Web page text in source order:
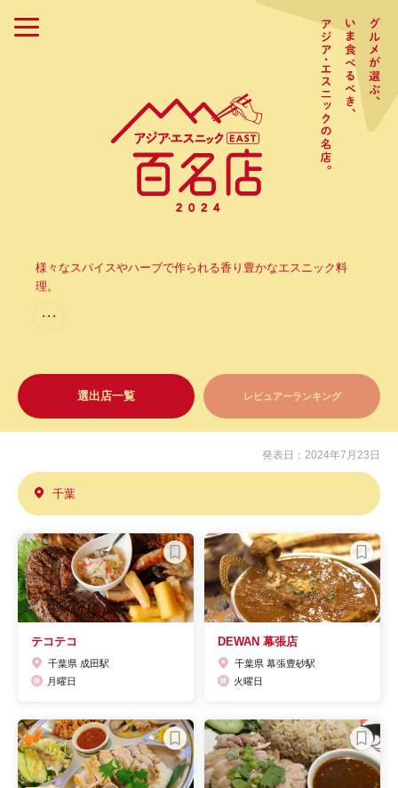
様々なスパイスやハーブで作られる香り豊かなエスニック料
理。
・・・
選出店一覧 レビュアーランキング
発表日：2024年7月23日
千葉
テコテコ
千葉県 成田駅
月曜日
DEWAN 幕張店
千葉県 幕張豊砂駅
火曜日